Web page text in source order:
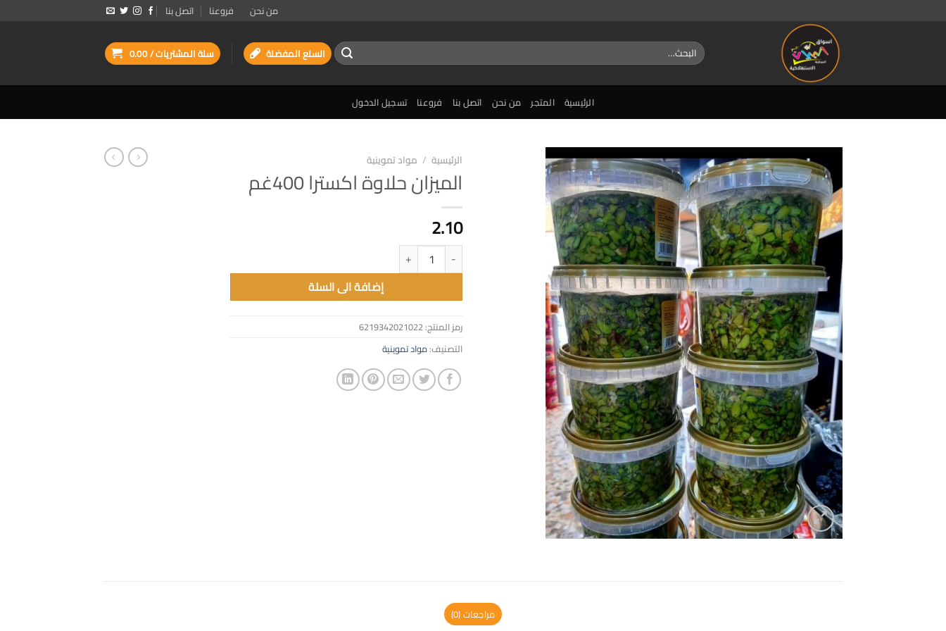
من نحن فروعنا اتصل بنا
البحث
عن:
السلع المفضلة سلة المشتريات /0.00
الرئيسية المتجر من نحن اتصل بنا فروعنا تسجيل الدخول
إضافة
الى
المفضلة
الرئيسية / مواد تموينية
الميزان حلاوة اكسترا 400غم
2.10
كمية الميزان حلاوة اكسترا 400غم
إضافة الى السلة
رمز المنتج:6219342021022
التصنيف:مواد تموينية
مراجعات (0)